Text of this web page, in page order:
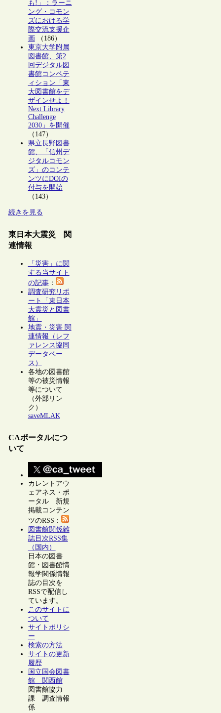
も!」：ラーニ
ング・コモン
ズにおける学
際交流支援企
画 （186）
東京大学附属
図書館、第2
回デジタル図
書館コンペテ
ィション「東
大図書館をデ
ザインせよ！
Next Library
Challenge
2030」を開催
（147）
県立長野図書
館、「信州デ
ジタルコモン
ズ」のコンテ
ンツにDOIの
付与を開始
（143）
続きを見る
東日本大震災 関
連情報
「災害」に関
する当サイト
の記事：
調査研究リポ
ート「東日本
大震災と図書
館」
地震・災害 関
連情報（レフ
ァレンス協同
データベー
ス）
各地の図書館
等の被災情報
等について
（外部リン
ク）
saveMLAK
CAポータルにつ
いて
カレントアウ
ェアネス・ポ
ータル 新規
掲載コンテン
ツのRSS：
図書館関係雑
誌目次RSS集
（国内）
日本の図書
館・図書館情
報学関係情報
誌の目次を
RSSで配信し
ています。
このサイトに
ついて
サイトポリシ
ー
検索の方法
サイトの更新
履歴
国立国会図書
館 関西館
図書館協力
課 調査情報
係